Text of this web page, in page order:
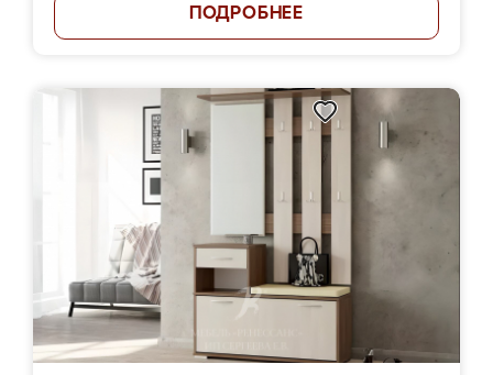
ПОДРОБНЕЕ